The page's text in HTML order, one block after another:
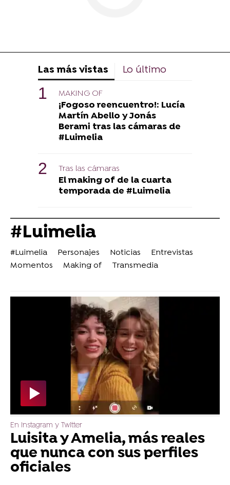
Las más vistas Lo último
MAKING OF
¡Fogoso reencuentro!: Lucía
Martín Abello y Jonás
Berami tras las cámaras de
#Luimelia
Tras las cámaras
El making of de la cuarta
temporada de #Luimelia
#Luimelia
#Luimelia Personajes Noticias
Entrevistas
Momentos
Making of Transmedia
En Instagram y Twitter
Luisita y Amelia, más reales
que nunca con sus perfiles
oficiales